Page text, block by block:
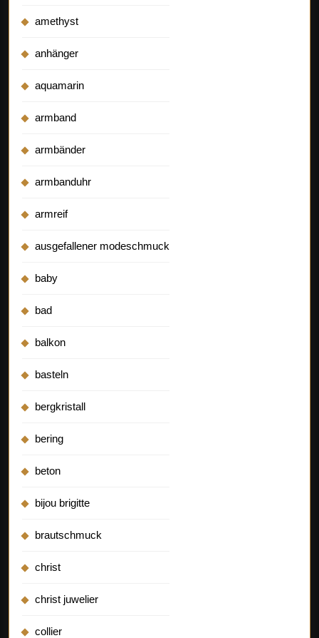
amethyst
anhänger
aquamarin
armband
armbänder
armbanduhr
armreif
ausgefallener modeschmuck
baby
bad
balkon
basteln
bergkristall
bering
beton
bijou brigitte
brautschmuck
christ
christ juwelier
collier